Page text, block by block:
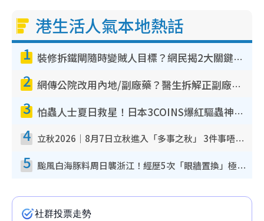
m
e
港生活人氣本地熱話
1 裝修拆鐵閘隨時變賊人目標？網民揭2大關鍵用途：裝新式等於白裝？附新舊鐵閘分別
2 網傳公院改用內地/副廠藥？醫生拆解正副廠分別 揭4類人換藥隨時出事
3 怕蟲人士夏日救星！日本3COINS爆紅驅蟲神器$45起 1招「全程免觸碰」輕鬆搞定小強
4 立秋2026｜8月7日立秋進入「多事之秋」 3件事唔做得！專家教6招開運 清枱頭／銀包納氣接好運
5 颱風白海豚料周日襲浙江！經歷5次「眼牆置換」極罕見 成登陸內地最長途颱風